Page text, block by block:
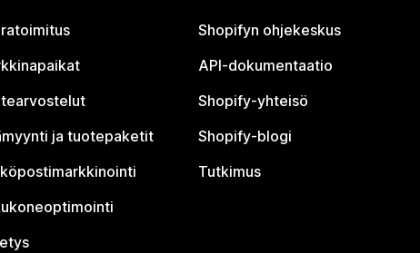
ja tuotepaketit
Shopifyn ohjekeskus
API-dokumentaatio
Shopify-yhteisö
Shopify-blogi
Tutkimus